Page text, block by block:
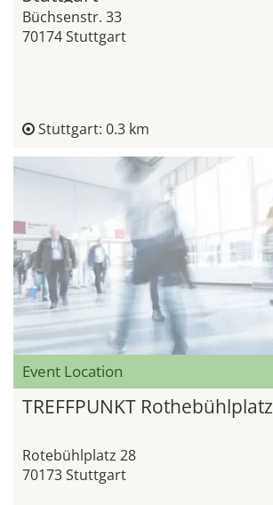
Büchsenstr. 33
70174 Stuttgart
Stuttgart: 0.3 km
Event Location
TREFFPUNKT Rothebühlplatz
Rotebühlplatz 28
70173 Stuttgart